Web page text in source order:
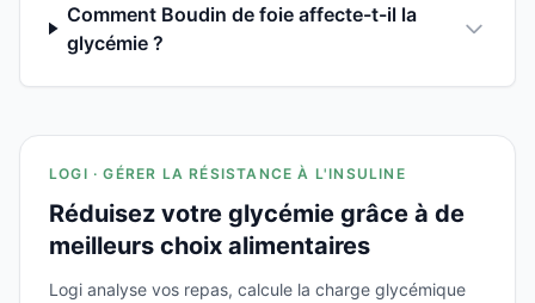
Comment Boudin de foie affecte-t-il la
glycémie ?
LOGI · GÉRER LA RÉSISTANCE À L'INSULINE
Réduisez votre glycémie grâce à de
meilleurs choix alimentaires
Logi analyse vos repas, calcule la charge glycémique